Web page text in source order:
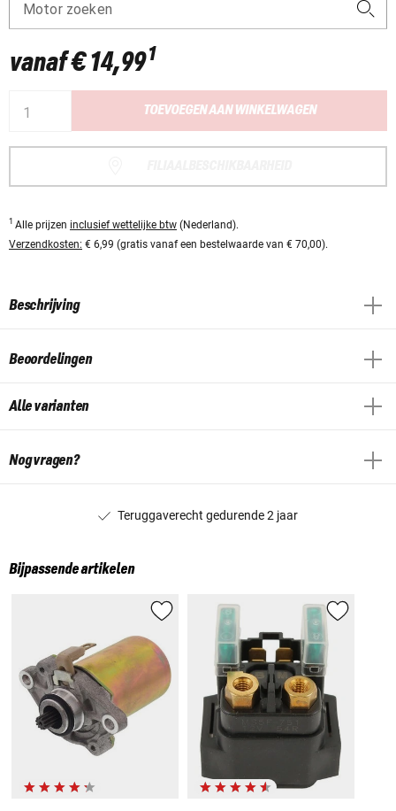
Motor zoeken
vanaf€ 14,991
TOEVOEGEN AAN WINKELWAGEN
1 Alle prijzen inclusief wettelijke btw (Nederland).
Verzendkosten: € 6,99 (gratis vanaf een bestelwaarde van € 70,00).
Beschrijving
Beoordelingen
Alle varianten
Nog vragen?
Teruggaverecht gedurende 2 jaar
Bijpassende artikelen